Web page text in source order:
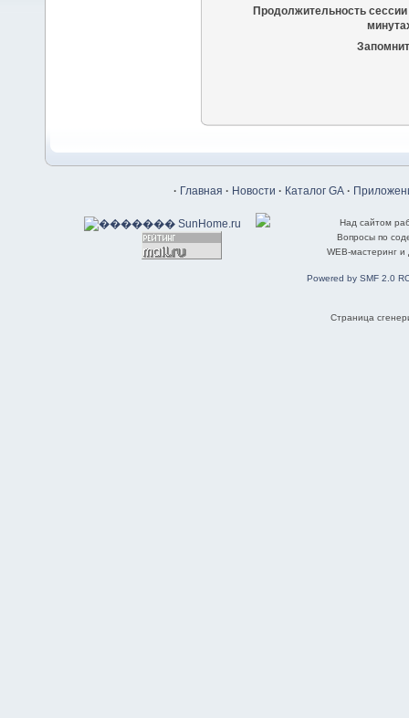
Продолжительность сессии
· Главная · Новости · Каталог GA ·
Над сайтом
Вопросы по
WEB-мастеринг
Powered by SMF 2.0
Страница